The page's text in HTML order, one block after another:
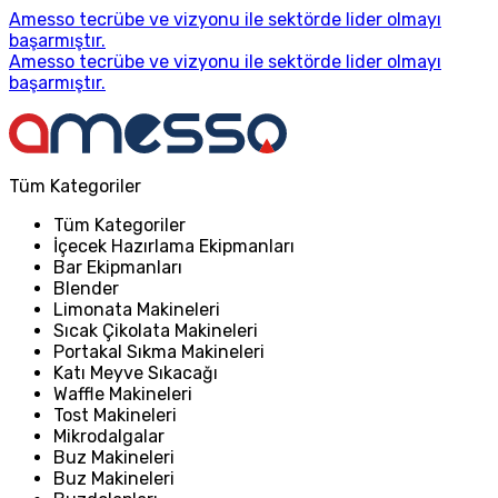
Amesso tecrübe ve vizyonu ile sektörde lider olmayı
başarmıştır.
Amesso tecrübe ve vizyonu ile sektörde lider olmayı
başarmıştır.
Tüm Kategoriler
Tüm Kategoriler
İçecek Hazırlama Ekipmanları
Bar Ekipmanları
Blender
Limonata Makineleri
Sıcak Çikolata Makineleri
Portakal Sıkma Makineleri
Katı Meyve Sıkacağı
Waffle Makineleri
Tost Makineleri
Mikrodalgalar
Buz Makineleri
Buz Makineleri